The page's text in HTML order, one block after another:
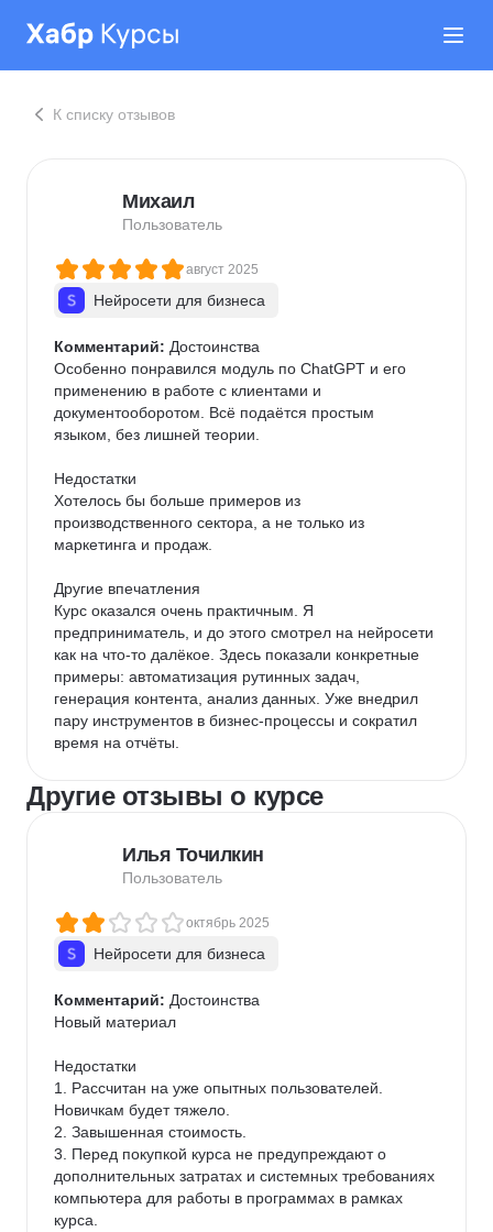
К списку отзывов
Михаил
Пользователь
август 2025
Нейросети для бизнеса
Комментарий: Достоинства
Особенно понравился модуль по ChatGPT и его
применению в работе с клиентами и
документооборотом. Всё подаётся простым
языком, без лишней теории.
Недостатки
Хотелось бы больше примеров из
производственного сектора, а не только из
маркетинга и продаж.
Другие впечатления
Курс оказался очень практичным. Я
предприниматель, и до этого смотрел на нейросети
как на что-то далёкое. Здесь показали конкретные
примеры: автоматизация рутинных задач,
генерация контента, анализ данных. Уже внедрил
пару инструментов в бизнес-процессы и сократил
время на отчёты.
Другие отзывы о курсе
Илья Точилкин
Пользователь
октябрь 2025
Нейросети для бизнеса
Комментарий: Достоинства
Новый материал
Недостатки
1. Рассчитан на уже опытных пользователей.
Новичкам будет тяжело.
2. Завышенная стоимость.
3. Перед покупкой курса не предупреждают о
дополнительных затратах и системных требованиях
компьютера для работы в программах в рамках
курса.